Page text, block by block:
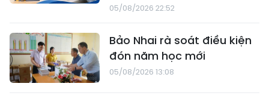
05/08/2026 22:52
Bảo Nhai rà soát điều kiện
đón năm học mới
05/08/2026 13:08